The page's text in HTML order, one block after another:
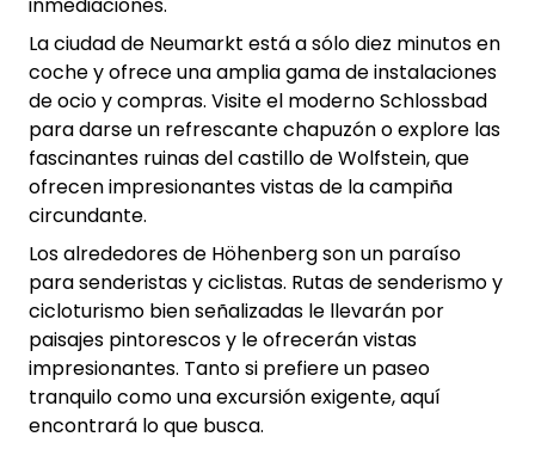
inmediaciones.
La ciudad de Neumarkt está a sólo diez minutos en
coche y ofrece una amplia gama de instalaciones
de ocio y compras. Visite el moderno Schlossbad
para darse un refrescante chapuzón o explore las
fascinantes ruinas del castillo de Wolfstein, que
ofrecen impresionantes vistas de la campiña
circundante.
Los alrededores de Höhenberg son un paraíso
para senderistas y ciclistas. Rutas de senderismo y
cicloturismo bien señalizadas le llevarán por
paisajes pintorescos y le ofrecerán vistas
impresionantes. Tanto si prefiere un paseo
tranquilo como una excursión exigente, aquí
encontrará lo que busca.